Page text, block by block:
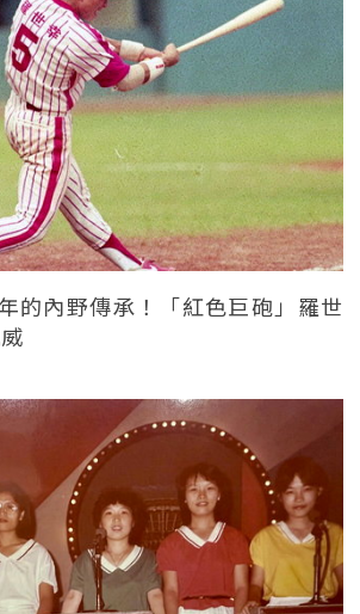
的內野傳承！「紅色巨砲」羅世